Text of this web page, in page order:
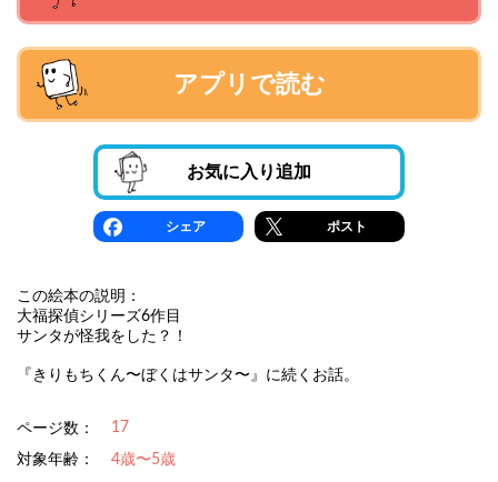
アプリで読む
お気に入り追加
シェア ポスト
この絵本の説明：
大福探偵シリーズ6作目
サンタが怪我をした？！
『きりもちくん〜ぼくはサンタ〜』に続くお話。
ページ数： 17
対象年齢：
4歳〜5歳